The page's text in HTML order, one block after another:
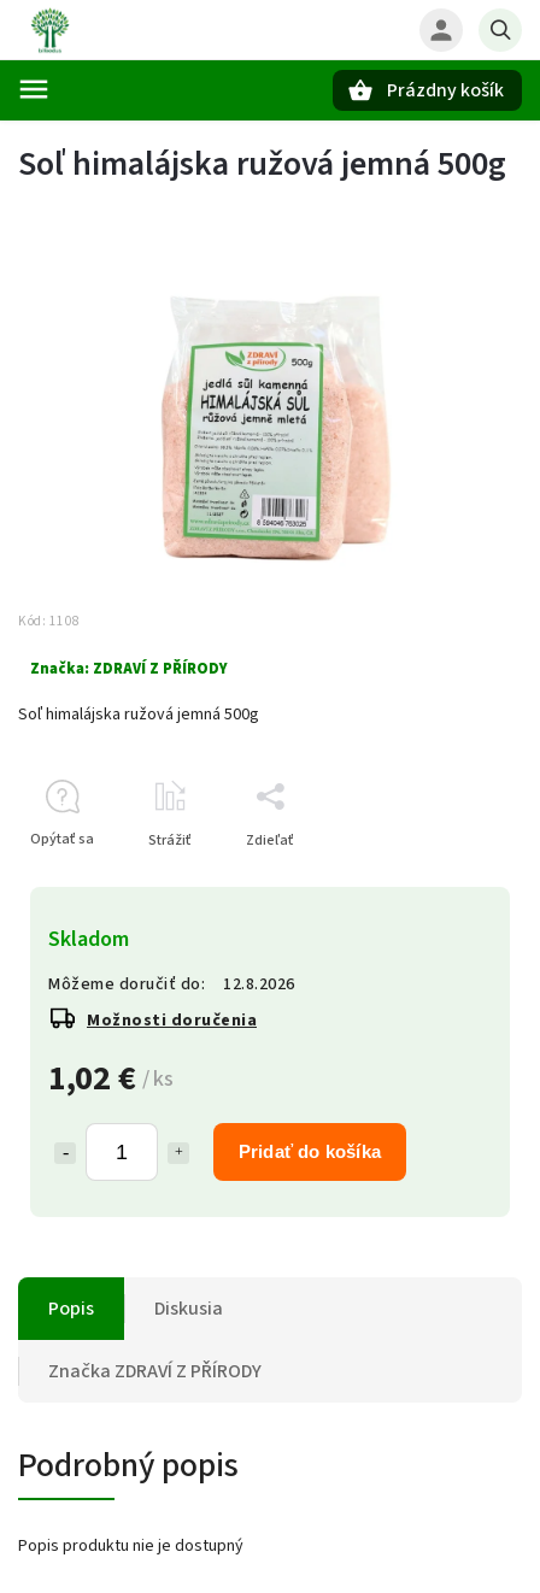
Prázdny košík
Soľ himalájska ružová jemná 500g
Kód: 1108
Značka: ZDRAVÍ Z PŘÍRODY
1,02 € / ks
Pridať do košíka
Skladom
Môžeme doručiť do:
12.8.2026
Možnosti doručenia
Soľ himalájska ružová jemná 500g
Opýtať sa Strážiť Zdieľať
Popis Diskusia
Značka ZDRAVÍ Z PŘÍRODY
Podrobný popis
Popis produktu nie je dostupný